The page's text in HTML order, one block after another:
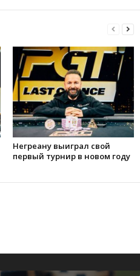
Негреану выиграл свой
первый турнир в новом году